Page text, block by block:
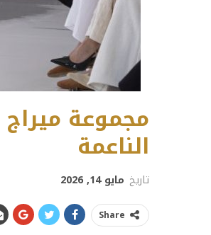
الناعمة
تاريخ مايو 14, 2026
Share